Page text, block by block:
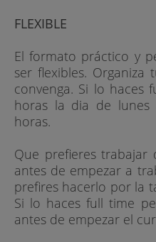
FLEXIBLE
El formato práctico y
ser flexibles.
convenga. Si lo haces
horas la dia de lunes
horas.
Que prefieres
antes de empezar a
prefires hacerlo por la
Si lo haces full time
antes de empezar el